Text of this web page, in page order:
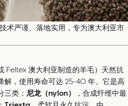
术严谨、落地实用，专为澳大利亚市
Feltex 澳大利亚制造的羊毛）天然抗
解，使用寿命可达 25-40 年。它是高
三类： 尼龙（nylon）
，合成纤维中最